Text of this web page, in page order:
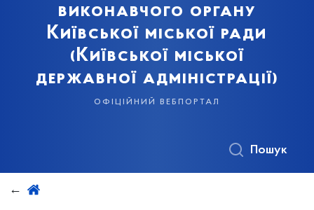
виконавчого органу
Київської міської ради
(Київської міської
державної адміністрації)
офіційний вебпортал
Пошук